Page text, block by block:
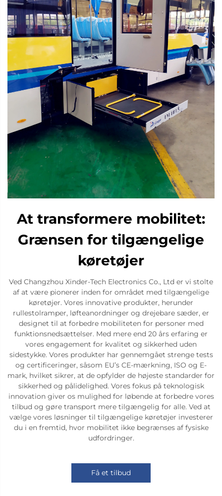
At transformere mobilitet:
Grænsen for tilgængelige
køretøjer
Ved Changzhou Xinder-Tech Electronics Co., Ltd er vi stolte
af at være pionerer inden for området med tilgængelige
køretøjer. Vores innovative produkter, herunder
rullestolramper, løfteanordninger og drejebare sæder, er
designet til at forbedre mobiliteten for personer med
funktionsnedsættelser. Med mere end 20 års erfaring er
vores engagement for kvalitet og sikkerhed uden
sidestykke. Vores produkter har gennemgået strenge tests
og certificeringer, såsom EU’s CE-mærkning, ISO og E-
mark, hvilket sikrer, at de opfylder de højeste standarder for
sikkerhed og pålidelighed. Vores fokus på teknologisk
innovation giver os mulighed for løbende at forbedre vores
tilbud og gøre transport mere tilgængelig for alle. Ved at
vælge vores løsninger til tilgængelige køretøjer investerer
du i en fremtid, hvor mobilitet ikke begrænses af fysiske
udfordringer.
Få et tilbud